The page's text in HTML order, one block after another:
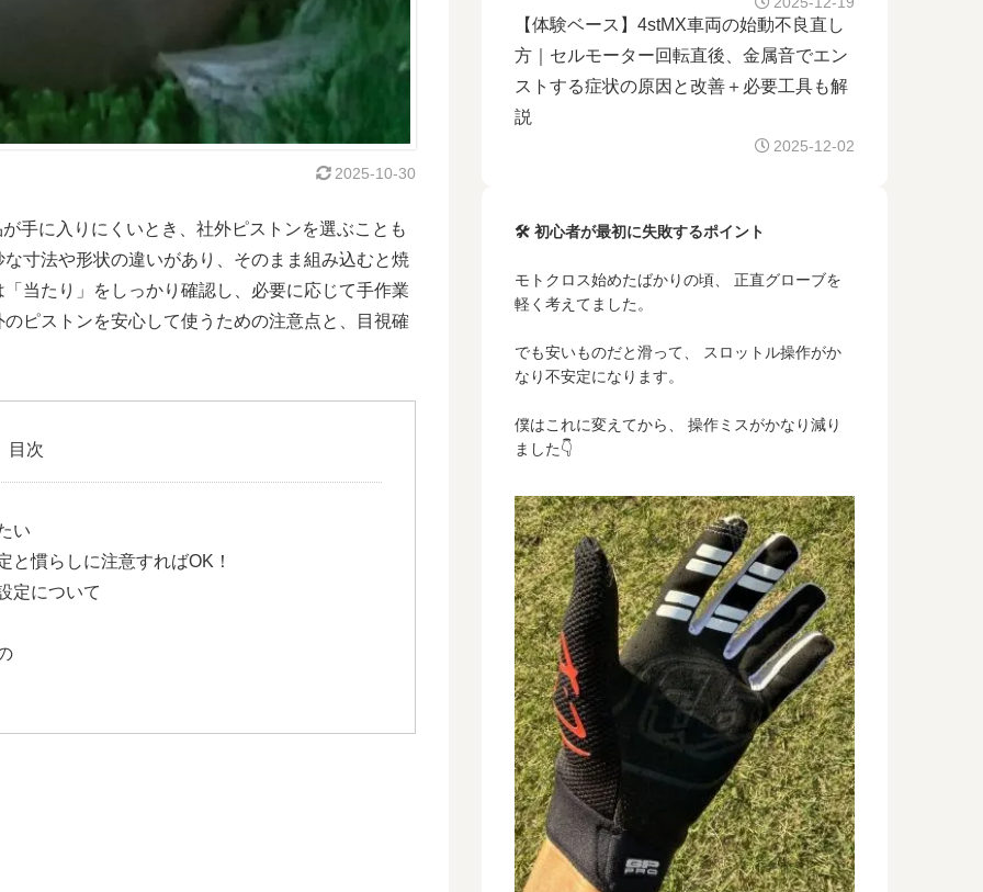
2025-10-30
手に入りにくいとき、社外ピストンを選ぶことも
寸法や形状の違いがあり、そのまま組み込むと焼
当たり」をしっかり確認し、必要に応じて手作業
ピストンを安心して使うための注意点と、目視確
目次
い
と慣らしに注意すればOK！
定について
【体験ベース】4stMX車両の始動不良直し
方｜セルモーター回転直後、金属音でエン
ストする症状の原因と改善＋必要工具も解
説
2025-12-02
🛠 初心者が最初に失敗するポイント
モトクロス始めたばかりの頃、 正直グローブを
軽く考えてました。
でも安いものだと滑って、 スロットル操作がか
なり不安定になります。
僕はこれに変えてから、 操作ミスがかなり減り
ました👇